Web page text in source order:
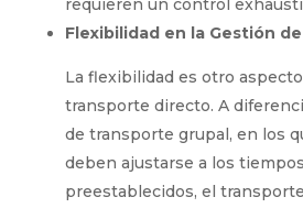
Flexibilidad en la Gestión
La flexibilidad es otro
transporte directo. A
de transporte grupal, en los
deben ajustarse a los
preestablecidos, el